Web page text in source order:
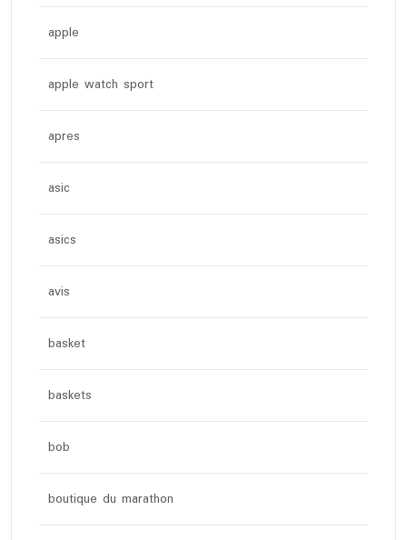
apple
apple watch sport
apres
asic
asics
avis
basket
baskets
bob
boutique du marathon